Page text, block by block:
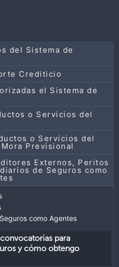
del Sistema de
Crediticio
el Sistema de
o Servicios del
o Servicios del
Previsional
Externos, Peritos
de Seguros como
como Agentes
para
y cómo obtengo